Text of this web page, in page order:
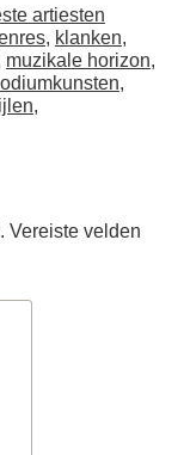
artiesten
, klanken,
muzikale horizon,
,
,
Vereiste velden